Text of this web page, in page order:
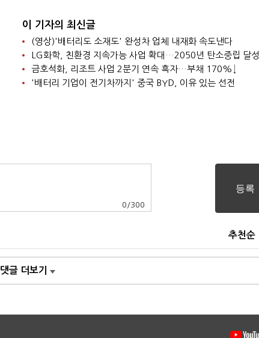
이 기자의 최신글
(영상)'배터리도 소재도' 완성차 업체 내재화 속도낸다
LG화학, 친환경 지속가능 사업 확대…2050년 탄소중립 달성
금호석화, 리조트 사업 2분기 연속 흑자…부채 170%↓
'배터리 기업이 전기차까지' 중국 BYD, 이유 있는 선전
0 /300
추천순
댓글 더보기